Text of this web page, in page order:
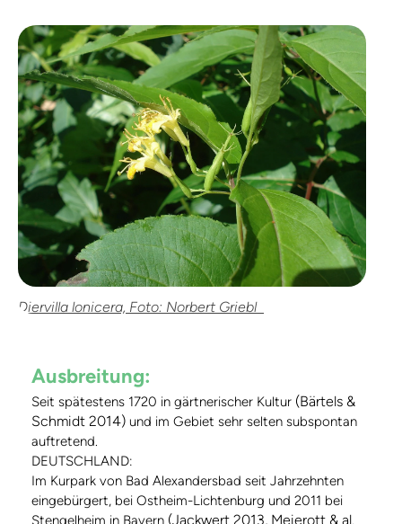
Diervilla lonicera, Foto: Norbert Griebl
Ausbreitung:
Seit spätestens 1720 in gärtnerischer Kultur (Bärtels &
Schmidt 2014) und im Gebiet sehr selten subspontan
auftretend.
DEUTSCHLAND:
Im Kurpark von Bad Alexandersbad seit Jahrzehnten
eingebürgert, bei Ostheim-Lichtenburg und 2011 bei
Stengelheim in Bayern (Jackwert 2013, Meierott & al.